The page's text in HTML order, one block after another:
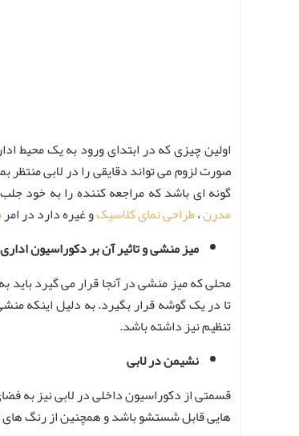
اولین چیزی که در ابتدای ورود به یک محیط
صورت لزوم می تواند دقایقی را در لابی منتظر
گونه ای باشد که مراجعه کننده را به خود
مدرن،طراحی نمای کلاسیکو غیره دارد در امر
میز منشی و تاثیر آن بر دکوراسیون اداری
تا در یک گوشه قرار بگیرد. به دلیل اینکه
تنظیم نیز داشته باشد.
نشیمن در لابی
قسمتی از دکوراسیون داخلی در لابی نیز به
هایی قابل شستشو باشد و همچنین از رنگ های